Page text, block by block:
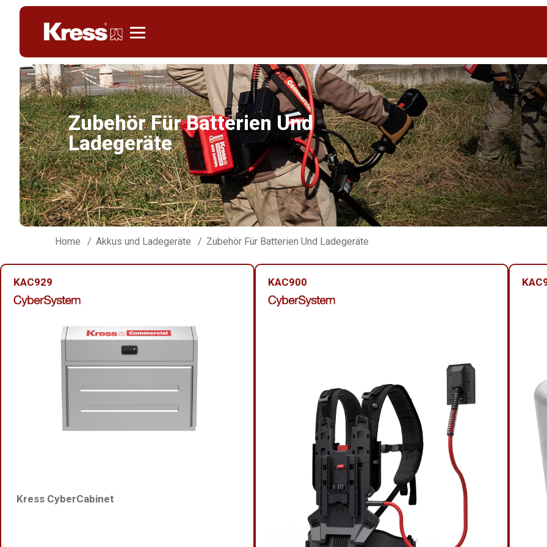
Zubehör Für Batterien Und
Ladegeräte
Home Akkus und Ladegeräte Zubehör Für Batterien Und Ladegeräte
KAC929
Kress CyberCabinet
KAC900